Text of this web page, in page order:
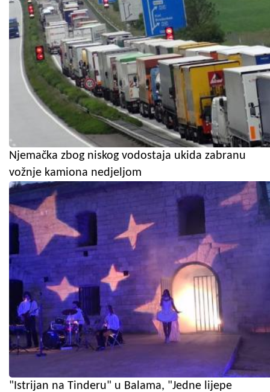
Njemačka zbog niskog vodostaja ukida zabranu
vožnje kamiona nedjeljom
"Istrijan na Tinderu" u Balama, "Jedne lijepe